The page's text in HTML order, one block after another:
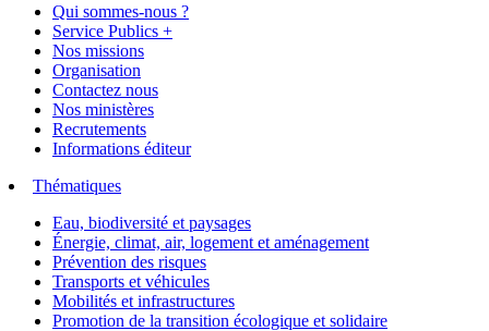
Qui sommes-nous ?
Service Publics +
Nos missions
Organisation
Contactez nous
Nos ministères
Recrutements
Informations éditeur
Thématiques
Eau, biodiversité et paysages
Énergie, climat, air, logement et aménagement
Prévention des risques
Transports et véhicules
Mobilités et infrastructures
Promotion de la transition écologique et solidaire